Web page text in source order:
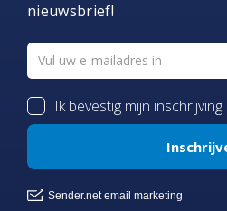
nieuwsbrief!